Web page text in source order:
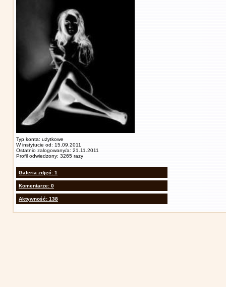
Typ konta: użytkowe
W instytucie od: 15.09.2011
Ostatnio zalogowany/a: 21.11.2011
Profil odwiedzony: 3265 razy
Galeria zdjęć: 1
Komentarze: 0
Aktywność: 138